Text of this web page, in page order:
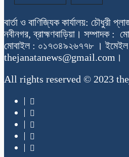
বার্তা ও বাণিজ্যিক কার্যালয়: চৌধুরী
নবীনগর, ব্রাহ্মণবাড়িয়া। সম্পাদক :
মোবাইল : ০১৭৩৪৯২৬৭৭৮ ।
thejanatanews@gmail.com।
All rights reserved © 2023